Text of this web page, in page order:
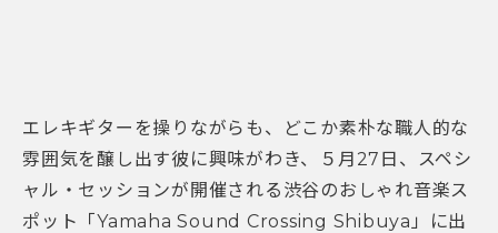
エレキギターを操りながらも、どこか素朴な職人的な
雰囲気を醸し出す彼に興味がわき、５月27日、スペシ
ャル・セッションが開催される渋谷のおしゃれ音楽ス
ポット「Yamaha Sound Crossing Shibuya」に出